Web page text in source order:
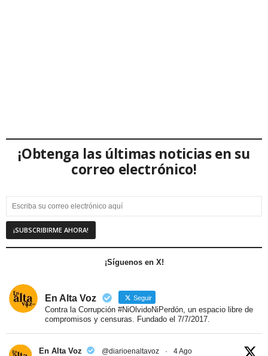
¡Obtenga las últimas noticias en su
correo electrónico!
¡Síguenos en X!
En Alta Voz Seguir
Contra la Corrupción #NiOlvidoNiPerdón, un espacio libre de
compromisos y censuras. Fundado el 7/7/2017.
En Alta Voz @diarioenaltavoz · 4 Ago